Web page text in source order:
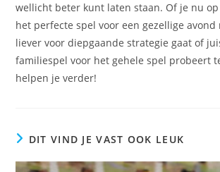
wellicht beter kunt laten staan. Of je nu
het perfecte spel voor een gezellige
liever voor diepgaande strategie gaat of
familiespel voor het gehele spel probeert
helpen je verder!
DIT VIND JE VAST OOK LEUK